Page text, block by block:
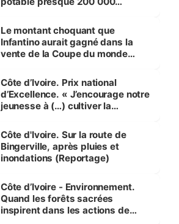
Le montant choquant que
Infantino aurait gagné dans la
vente de la Coupe du monde
Côte d’Ivoire. Prix national
d’Excellence. « J’encourage notre
jeunesse à (…) cultiver la
(Alassane Ouattara
Côte d'Ivoire. Sur la route de
Bingerville, après pluies et
inondations (Reportage)
Côte d’Ivoire - Environnement.
Quand les forêts sacrées
inspirent dans les actions de